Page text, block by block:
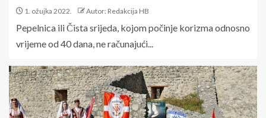
1. ožujka 2022. Autor: Redakcija HB
Pepelnica ili Čista srijeda, kojom počinje korizma odnosno
vrijeme od 40 dana, ne računajući...